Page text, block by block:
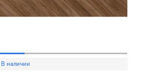
В наличии